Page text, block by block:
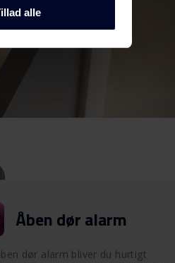
alle
Åben dør alarm
dør alarm bliver du hurtigt